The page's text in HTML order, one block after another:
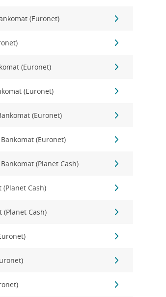
(Euronet)
(Euronet)
(Euronet)
(Euronet)
Bankomat (Euronet)
Bankomat (Planet Cash)
(Planet Cash)
(Planet Cash)